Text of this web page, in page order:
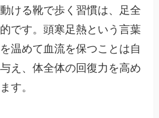
ける靴で歩く習慣は、足全
です。頭寒足熱という言葉
温めて血流を保つことは自
え、体全体の回復力を高め
す。